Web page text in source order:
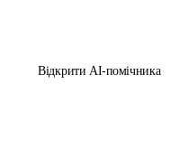
Відкрити AI-помічника